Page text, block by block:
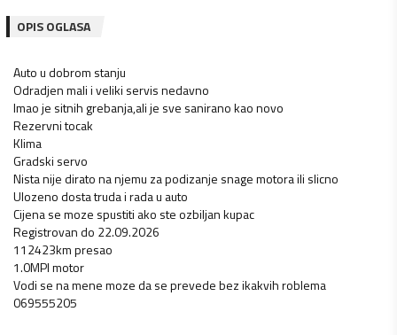
OPIS OGLASA
Auto u dobrom stanju
Odradjen mali i veliki servis nedavno
Imao je sitnih grebanja,ali je sve sanirano kao novo
Rezervni tocak
Klima
Gradski servo
Nista nije dirato na njemu za podizanje snage motora ili slicno
Ulozeno dosta truda i rada u auto
Cijena se moze spustiti ako ste ozbiljan kupac
Registrovan do 22.09.2026
112423km presao
1.0MPI motor
Vodi se na mene moze da se prevede bez ikakvih roblema
069555205